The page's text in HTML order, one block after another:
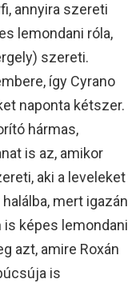
annyira szereti
lemondani róla,
szereti.
így Cyrano
naponta kétszer.
hármas,
is az, amikor
aki a leveleket
mert igazán
képes lemondani
azt, amire Roxán
is